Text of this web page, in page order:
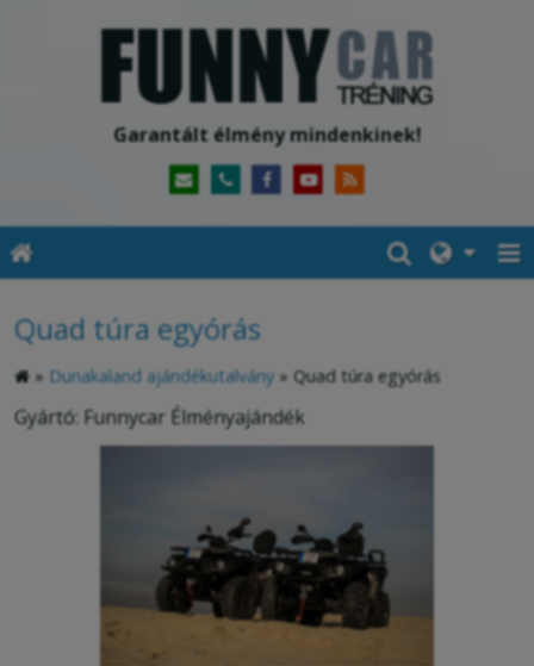
Garantált élmény mindenkinek!
Quad túra egyórás
» Dunakaland ajándékutalvány » Quad túra egyórás
Gyártó: Funnycar Élményajándék